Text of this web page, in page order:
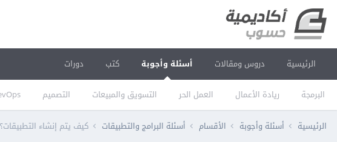
الرئيسية دروس ومقالات أسئلة وأجوبة
البرمجة ريادة الأعمال العمل الحر التسويق والمبيعات التصميم
كتب دورات
الرئيسية أسئلة وأجوبة الأقسام أسئلة البرامج والتطبيقات كيف يتم إنشاء التطبيقات؟